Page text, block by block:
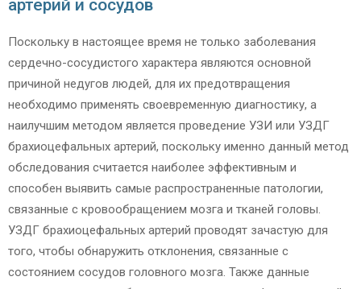
артерий и сосудов
Поскольку в настоящее время не только заболевания
сердечно-сосудистого характера являются основной
причиной недугов людей, для их предотвращения
необходимо применять своевременную диагностику, а
наилучшим методом является проведение УЗИ или УЗДГ
брахиоцефальных артерий, поскольку именно данный метод
обследования считается наиболее эффективным и
способен выявить самые распространенные патологии,
связанные с кровообращением мозга и тканей головы.
УЗДГ брахиоцефальных артерий проводят зачастую для
того, чтобы обнаружить отклонения, связанные с
состоянием сосудов головного мозга. Также данные